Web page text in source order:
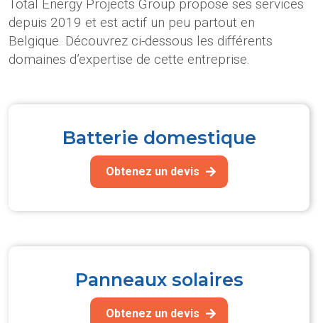
Total Energy Projects Group propose ses services
depuis 2019 et est actif un peu partout en
Belgique. Découvrez ci-dessous les différents
domaines d’expertise de cette entreprise.
Batterie domestique
Obtenez un devis
Panneaux solaires
Obtenez un devis